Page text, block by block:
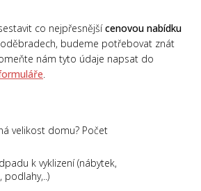
co nejpřesnějšícenovou nabídku
budeme potřebovat znát
nám tyto údaje napsat do
.
velikost domu? Počet
k vyklizení (nábytek,
podlahy,..)